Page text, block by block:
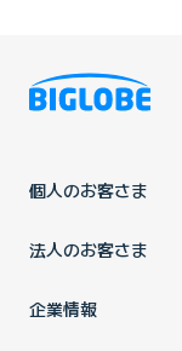
個人のお客さま
法人のお客さま
企業情報